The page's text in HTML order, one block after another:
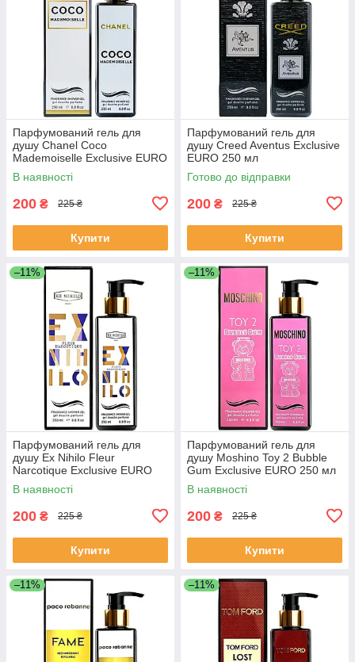
Парфумований гель для
душу Chanel Coco
Mademoiselle Exclusive EURO
250 мл
В наявності
200 ₴ 225 ₴
Купити
Парфумований гель для
душу Creed Aventus Exclusive
EURO 250 мл
Готово до відправки
200 ₴ 225 ₴
Купити
–11%
Парфумований гель для
душу Ex Nihilo Fleur
Narcotique Exclusive EURO
250 мл
В наявності
200 ₴ 225 ₴
Купити
–11%
Парфумований гель для
душу Moshino Toy 2 Bubble
Gum Exclusive EURO 250 мл
В наявності
200 ₴ 225 ₴
Купити
–11% –11%